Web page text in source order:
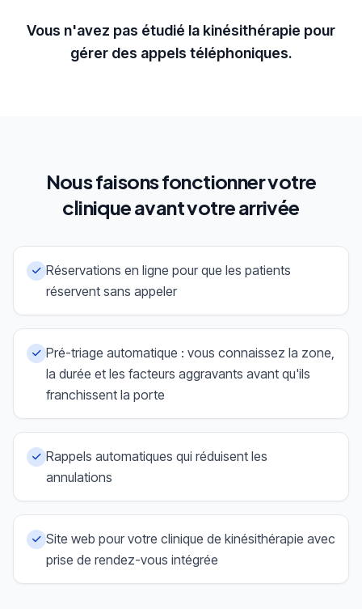
Vous n'avez pas étudié la kinésithérapie pour
gérer des appels téléphoniques.
Nous faisons fonctionner votre
clinique avant votre arrivée
Réservations en ligne pour que les patients
réservent sans appeler
Pré-triage automatique : vous connaissez la zone,
la durée et les facteurs aggravants avant qu'ils
franchissent la porte
Rappels automatiques qui réduisent les
annulations
Site web pour votre clinique de kinésithérapie avec
prise de rendez-vous intégrée